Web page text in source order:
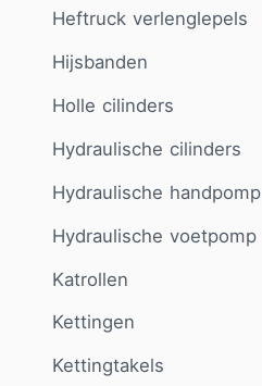
Heftruck verlenglepels
Hijsbanden
Holle cilinders
Hydraulische cilinders
Hydraulische handpomp
Hydraulische voetpomp
Katrollen
Kettingen
Kettingtakels